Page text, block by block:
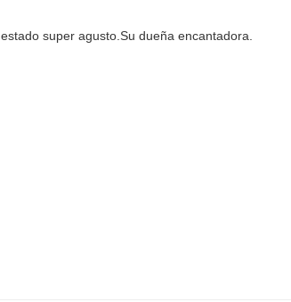
super agusto.Su dueña encantadora.